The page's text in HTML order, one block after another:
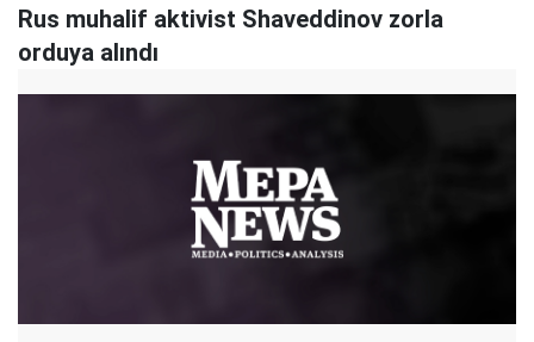
Rus muhalif aktivist Shaveddinov zorla
orduya alındı